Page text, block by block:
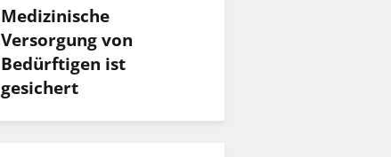
Medizinische
Versorgung von
Bedürftigen ist
gesichert